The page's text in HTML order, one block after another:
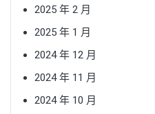
2025 年 2 月
2025 年 1 月
2024 年 12 月
2024 年 11 月
2024 年 10 月